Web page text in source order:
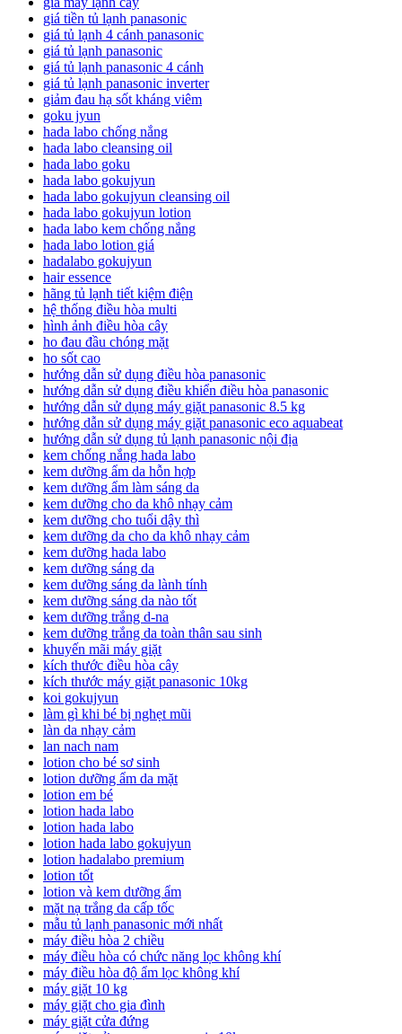
giá tiền tủ lạnh panasonic
giá tủ lạnh 4 cánh panasonic
giá tủ lạnh panasonic
giá tủ lạnh panasonic 4 cánh
giá tủ lạnh panasonic inverter
giảm đau hạ sốt kháng viêm
goku jyun
hada labo chống nắng
hada labo cleansing oil
hada labo goku
hada labo gokujyun
hada labo gokujyun cleansing oil
hada labo gokujyun lotion
hada labo kem chống nắng
hada labo lotion giá
hadalabo gokujyun
hair essence
hãng tủ lạnh tiết kiệm điện
hệ thống điều hòa multi
hình ảnh điều hòa cây
ho đau đầu chóng mặt
ho sốt cao
hướng dẫn sử dụng điều hòa panasonic
hướng dẫn sử dụng điều khiển điều hòa panasonic
hướng dẫn sử dụng máy giặt panasonic 8.5 kg
hướng dẫn sử dụng máy giặt panasonic eco aquabeat
hướng dẫn sử dụng tủ lạnh panasonic nội địa
kem chống nắng hada labo
kem dưỡng ẩm da hỗn hợp
kem dưỡng ẩm làm sáng da
kem dưỡng cho da khô nhạy cảm
kem dưỡng cho tuổi dậy thì
kem dưỡng da cho da khô nhạy cảm
kem dưỡng hada labo
kem dưỡng sáng da
kem dưỡng sáng da lành tính
kem dưỡng sáng da nào tốt
kem dưỡng trắng d-na
kem dưỡng trắng da toàn thân sau sinh
khuyến mãi máy giặt
kích thước điều hòa cây
kích thước máy giặt panasonic 10kg
koi gokujyun
làm gì khi bé bị nghẹt mũi
làn da nhạy cảm
lan nach nam
lotion cho bé sơ sinh
lotion dưỡng ẩm da mặt
lotion em bé
lotion hada labo
lotion hada labo
lotion hada labo gokujyun
lotion hadalabo premium
lotion tốt
lotion và kem dưỡng ẩm
mặt nạ trắng da cấp tốc
mẫu tủ lạnh panasonic mới nhất
máy điều hòa 2 chiều
máy điều hòa có chức năng lọc không khí
máy điều hòa độ ẩm lọc không khí
máy giặt 10 kg
máy giặt cho gia đình
máy giặt cửa đứng